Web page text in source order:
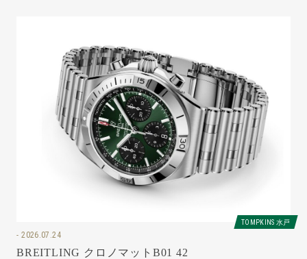
TOMPKINS 水戸
2026.07.24
BREITLING クロノマットB01 42